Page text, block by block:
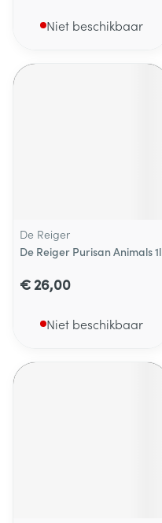
Niet beschikbaar
De Reiger
De Reiger Purisan Animals 1l
€ 26,00
Niet beschikbaar